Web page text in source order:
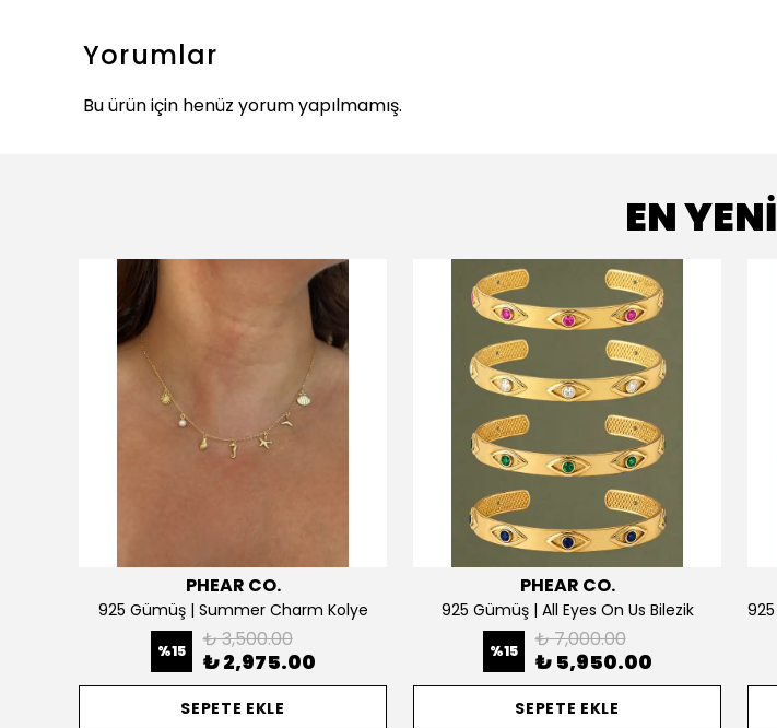
Yorumlar
Bu ürün için henüz yorum yapılmamış.
EN
PHEAR CO.
925 Gümüş | Summer Charm Kolye
%15 ₺ 3,500.00
₺ 2,975.00
SEPETE EKLE
PHEAR CO.
925 Gümüş | All Eyes On Us Bilezik
%15 ₺ 7,000.00
₺ 5,950.00
SEPETE EKLE